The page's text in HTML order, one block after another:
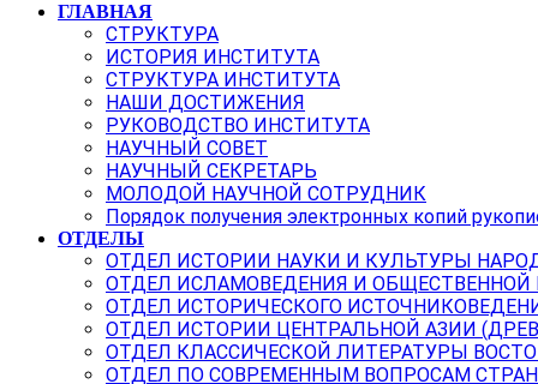
ГЛАВНАЯ
СТРУКТУРА
ИСТОРИЯ ИНСТИТУТА
СТРУКТУРА ИНСТИТУТА
НАШИ ДОСТИЖЕНИЯ
РУКОВОДСТВО ИНСТИТУТА
НАУЧНЫЙ СОВЕТ
НАУЧНЫЙ СЕКРЕТАРЬ
МОЛОДОЙ НАУЧНОЙ СОТРУДНИК
Порядок получения электронных копий
ОТДЕЛЫ
ОТДЕЛ ИСТОРИИ НАУКИ И КУЛЬТУРЫ
ОТДЕЛ ИСЛАМОВЕДЕНИЯ И
ОТДЕЛ ИСТОРИЧЕСКОГО
ОТДЕЛ ИСТОРИИ ЦЕНТРАЛЬНОЙ АЗИИ
ОТДЕЛ КЛАССИЧЕСКОЙ ЛИТЕРАТУРЫ
ОТДЕЛ ПО СОВРЕМЕННЫМ ВОПРОСАМ